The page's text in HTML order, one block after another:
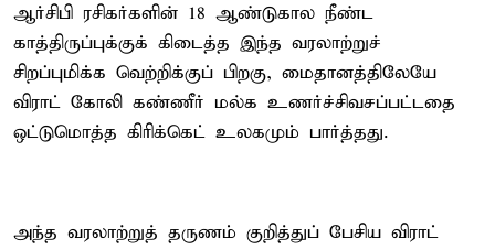
ஆர்சிபி ரசிகர்களின் 18 ஆண்டுகால நீண்ட
காத்திருப்புக்குக் கிடைத்த இந்த வரலாற்றுச்
சிறப்புமிக்க வெற்றிக்குப் பிறகு, மைதானத்திலேயே
விராட் கோலி கண்ணீர் மல்க உணர்ச்சிவசப்பட்டதை
ஒட்டுமொத்த கிரிக்கெட் உலகமும் பார்த்தது.
அந்த வரலாற்றுத் தருணம் குறித்துப் பேசிய விராட்